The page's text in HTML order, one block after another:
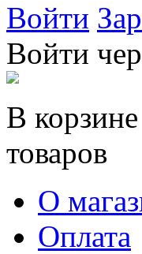
Войти
Войти
В
товаров
О
Оплата